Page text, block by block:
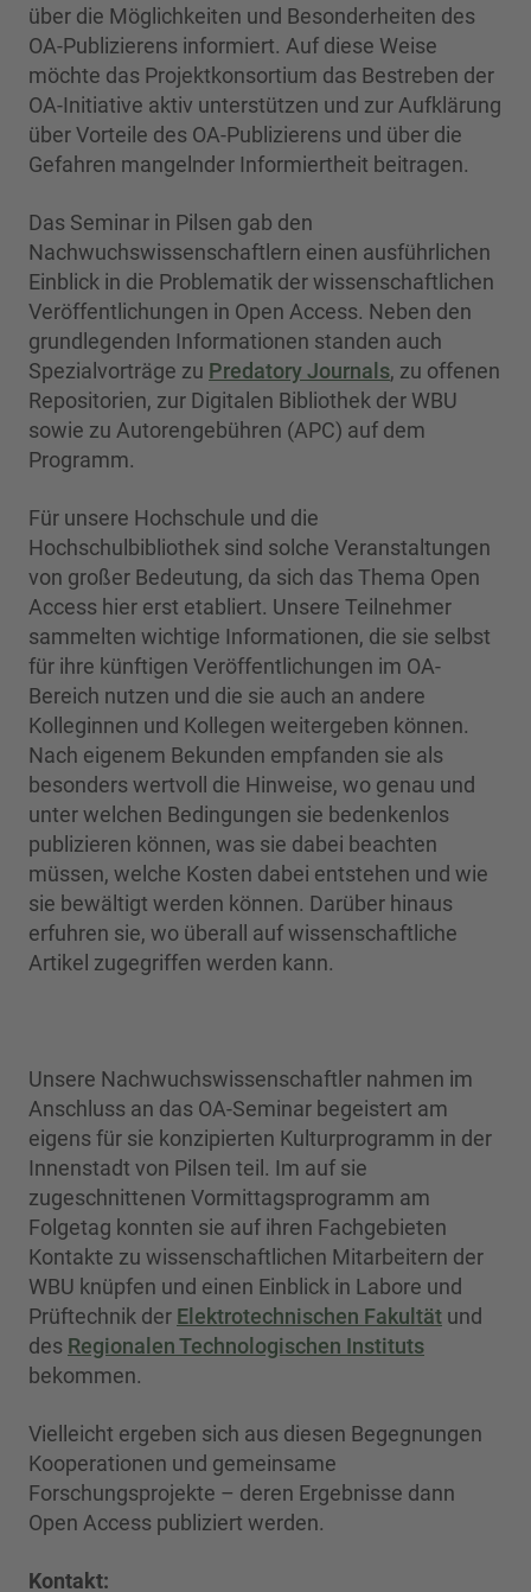
über die Möglichkeiten und Besonderheiten des
OA-Publizierens informiert. Auf diese Weise
möchte das Projektkonsortium das Bestreben der
OA-Initiative aktiv unterstützen und zur Aufklärung
über Vorteile des OA-Publizierens und über die
Gefahren mangelnder Informiertheit beitragen.
Das Seminar in Pilsen gab den
Nachwuchswissenschaftlern einen ausführlichen
Einblick in die Problematik der wissenschaftlichen
Veröffentlichungen in Open Access. Neben den
grundlegenden Informationen standen auch
Spezialvorträge zu Predatory Journals, zu offenen
Repositorien, zur Digitalen Bibliothek der WBU
sowie zu Autorengebühren (APC) auf dem
Programm.
Für unsere Hochschule und die
Hochschulbibliothek sind solche Veranstaltungen
von großer Bedeutung, da sich das Thema Open
Access hier erst etabliert. Unsere Teilnehmer
sammelten wichtige Informationen, die sie selbst
für ihre künftigen Veröffentlichungen im OA-
Bereich nutzen und die sie auch an andere
Kolleginnen und Kollegen weitergeben können.
Nach eigenem Bekunden empfanden sie als
besonders wertvoll die Hinweise, wo genau und
unter welchen Bedingungen sie bedenkenlos
publizieren können, was sie dabei beachten
müssen, welche Kosten dabei entstehen und wie
sie bewältigt werden können. Darüber hinaus
erfuhren sie, wo überall auf wissenschaftliche
Artikel zugegriffen werden kann.
Unsere Nachwuchswissenschaftler nahmen im
Anschluss an das OA-Seminar begeistert am
eigens für sie konzipierten Kulturprogramm in der
Innenstadt von Pilsen teil. Im auf sie
zugeschnittenen Vormittagsprogramm am
Folgetag konnten sie auf ihren Fachgebieten
Kontakte zu wissenschaftlichen Mitarbeitern der
WBU knüpfen und einen Einblick in Labore und
Prüftechnik der Elektrotechnischen Fakultät und
des Regionalen Technologischen Instituts
bekommen.
Vielleicht ergeben sich aus diesen Begegnungen
Kooperationen und gemeinsame
Forschungsprojekte – deren Ergebnisse dann
Open Access publiziert werden.
Kontakt: